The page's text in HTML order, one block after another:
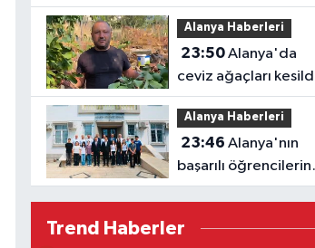
Transferde son
Alanya Haberleri
23:50Alanya'da
ceviz ağaçları
vatandaş isyan etti
Alanya Haberleri
23:46 Alanya'nın
başarılı
Kaymakam
Trend Haberler